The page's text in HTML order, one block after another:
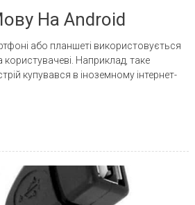
На Android
або планшеті використовується
користувачеві. Наприклад, таке
купувався в іноземному інтернет-